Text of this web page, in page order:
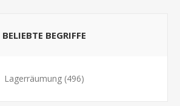
BELIEBTE BEGRIFFE
Lagerräumung (496)